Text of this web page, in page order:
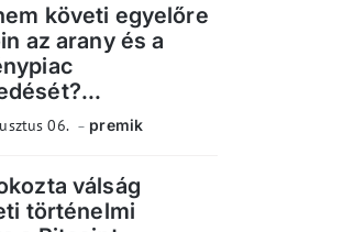
követi egyelőre
az arany és a
06. premik
válság
történelmi